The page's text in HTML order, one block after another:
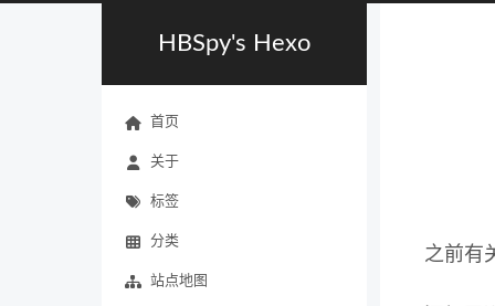
HBSpy's Hexo
首页
关于
标签
分类
站点地图
之前有